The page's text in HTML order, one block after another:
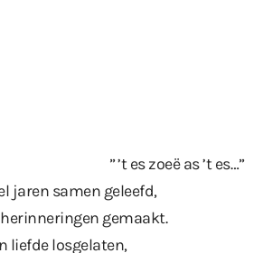
” ’t es zoeë as ’t es…”
jaren samen geleefd,
gemaakt.
liefde losgelaten,